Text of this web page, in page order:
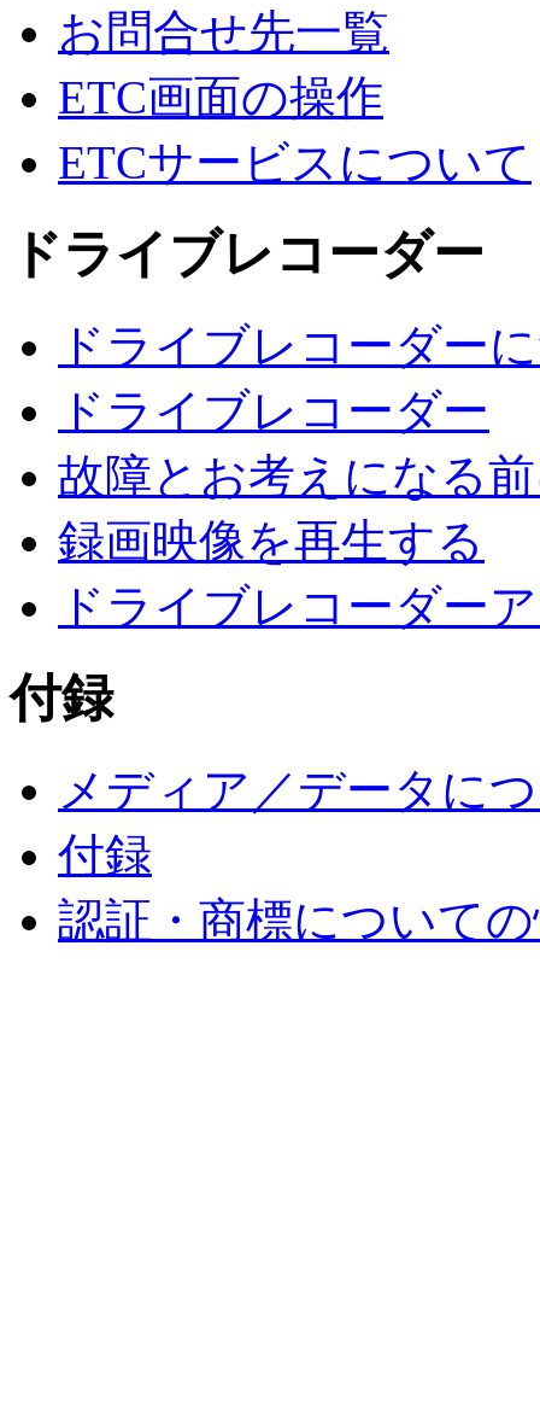
お問合せ先一覧
ETC画面の操作
ETCサービスについて
ドライブレコーダー
ドライブレコーダー
ドライブレコーダー
故障とお考えになる
録画映像を再生する
ドライブレコーダー
付録
メディア／データに
付録
認証・商標について